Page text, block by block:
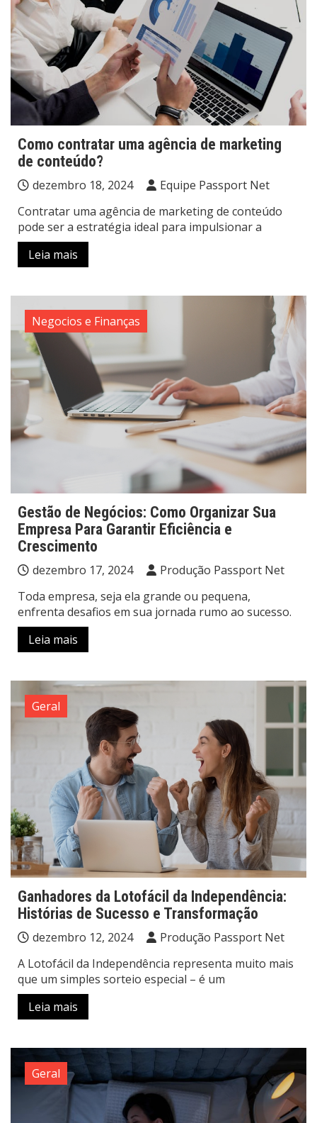
Como contratar uma agência de marketing
de conteúdo?
dezembro 18, 2024
Equipe Passport Net
Contratar uma agência de marketing de conteúdo
pode ser a estratégia ideal para impulsionar a
Leia mais
Negocios e Finanças
Gestão de Negócios: Como Organizar Sua
Empresa Para Garantir Eficiência e
Crescimento
dezembro 17, 2024
Produção Passport Net
Toda empresa, seja ela grande ou pequena,
enfrenta desafios em sua jornada rumo ao sucesso.
Leia mais
Geral
Ganhadores da Lotofácil da Independência:
Histórias de Sucesso e Transformação
dezembro 12, 2024
Produção Passport Net
A Lotofácil da Independência representa muito mais
que um simples sorteio especial – é um
Leia mais
Geral